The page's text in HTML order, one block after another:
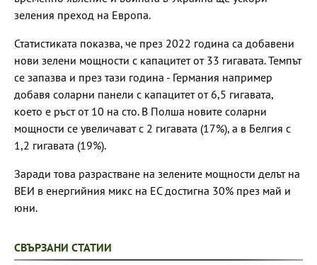
зеления преход на Европа.
Статистиката показва, че през 2022 година са добавени
нови зелени мощности с капацитет от 33 гигавата. Темпът
се запазва и през тази година - Германия например
добавя соларни панели с капацитет от 6,5 гигавата,
което е ръст от 10 на сто. В Полша новите соларни
мощности се увеличават с 2 гигавата (17%), а в Белгия с
1,2 гигавата (19%).
Заради това разрастване на зелените мощности делът на
ВЕИ в енергийния микс на ЕС достигна 30% през май и
юни.
СВЪРЗАНИ СТАТИИ